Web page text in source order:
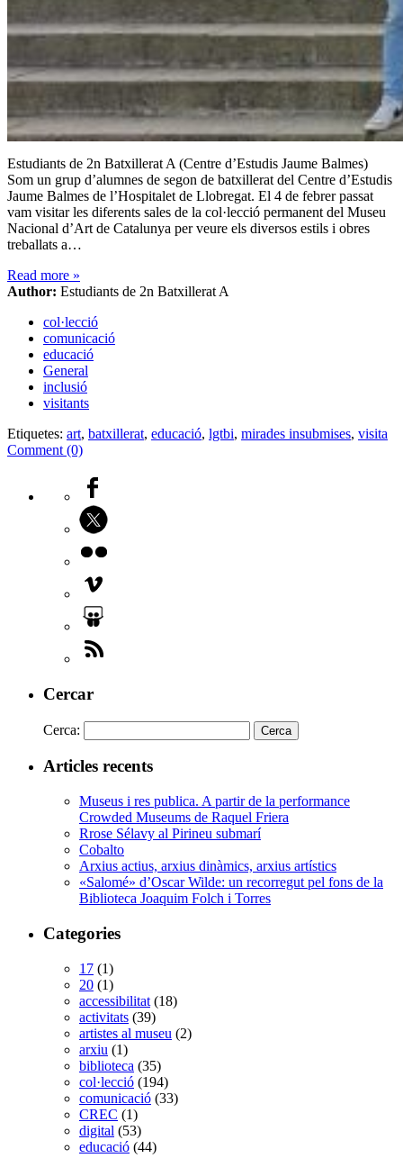
Estudiants de 2n Batxillerat A (Centre d’Estudis Jaume Balmes)
Som un grup d’alumnes de segon de batxillerat del Centre d’Estudis
Jaume Balmes de l’Hospitalet de Llobregat. El 4 de febrer passat
vam visitar les diferents sales de la col·lecció permanent del Museu
Nacional d’Art de Catalunya per veure els diversos estils i obres
treballats a…
Read more »
Author: Estudiants de 2n Batxillerat A
col·lecció
comunicació
educació
General
inclusió
visitants
Etiquetes: art, batxillerat, educació, lgtbi, mirades insubmises, visita
Comment (0)
Cercar
Cerca:
Articles recents
Museus i res publica. A partir de la performance
Crowded Museums de Raquel Friera
Rrose Sélavy al Pirineu submarí
Cobalto
Arxius actius, arxius dinàmics, arxius artístics
«Salomé» d’Oscar Wilde: un recorregut pel fons de la
Biblioteca Joaquim Folch i Torres
Categories
17 (1)
20 (1)
accessibilitat (18)
activitats (39)
artistes al museu (2)
arxiu (1)
biblioteca (35)
col·lecció (194)
comunicació (33)
CREC (1)
digital (53)
educació (44)